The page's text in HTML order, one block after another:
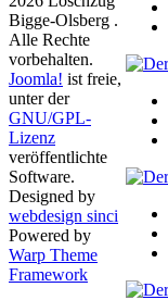
Bigge-Olsberg .
Alle Rechte
vorbehalten.
Joomla! ist freie,
unter der
GNU/GPL-
Lizenz
veröffentlichte
Software.
Designed by
webdesign sinci
Powered by
Warp Theme
Framework